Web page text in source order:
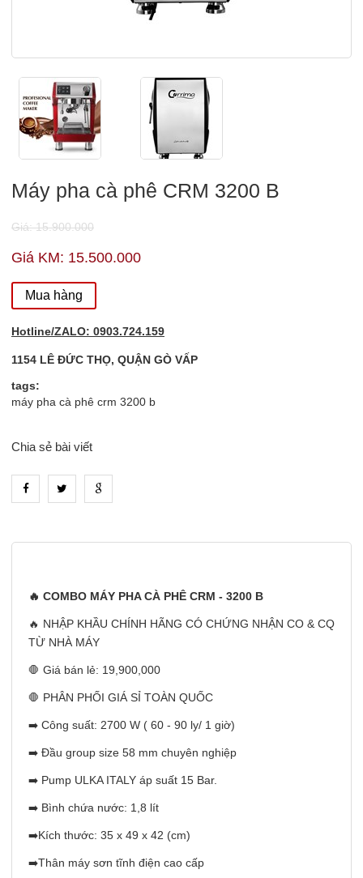
Máy pha cà phê CRM 3200 B
Giá: 15.900.000
Giá KM: 15.500.000
Mua hàng
Hotline/ZALO: 0903.724.159
1154 LÊ ĐỨC THỌ, QUẬN GÒ VẤP
tags:
máy pha cà phê crm 3200 b
Chia sẻ bài viết
🔥 COMBO MÁY PHA CÀ PHÊ CRM - 3200 B
🔥 NHẬP KHẦU CHÍNH HÃNG CÓ CHỨNG NHẬN CO & CQ
TỪ NHÀ MÁY
🛑 Giá bán lẻ: 19,900,000
🛑 PHÂN PHỐI GIÁ SỈ TOÀN QUỐC
➡️ Công suất: 2700 W ( 60 - 90 ly/ 1 giờ)
➡️ Đầu group size 58 mm chuyên nghiệp
➡️ Pump ULKA ITALY áp suất 15 Bar.
➡️ Bình chứa nước: 1,8 lít
➡️Kích thước: 35 x 49 x 42 (cm)
➡️Thân máy sơn tĩnh điện cao cấp